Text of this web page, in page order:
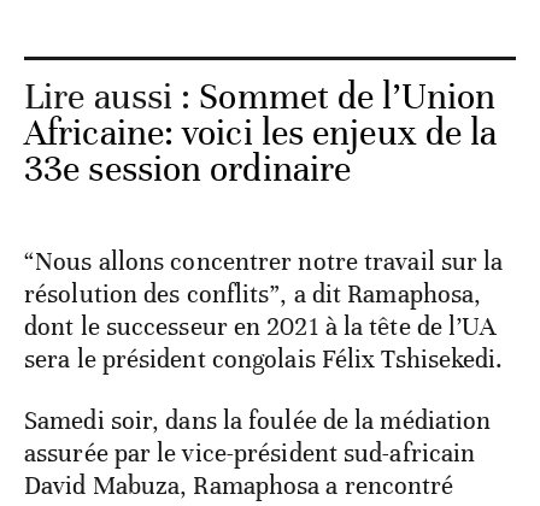
Lire aussi : Sommet de l’Union
Africaine: voici les enjeux de la
33e session ordinaire
“Nous allons concentrer notre travail sur la
résolution des conflits”, a dit Ramaphosa,
dont le successeur en 2021 à la tête de l’UA
sera le président congolais Félix Tshisekedi.
Samedi soir, dans la foulée de la médiation
assurée par le vice-président sud-africain
David Mabuza, Ramaphosa a rencontré